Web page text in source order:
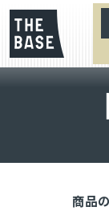
商品